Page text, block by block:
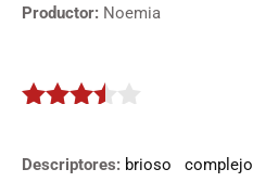
Productor: Noemia
Descriptores: brioso complejo